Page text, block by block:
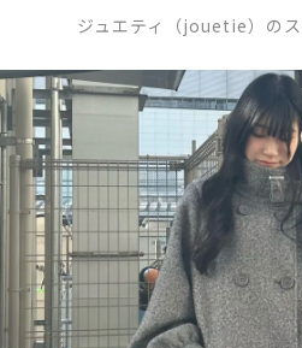
ジュエティ（jouetie）のス